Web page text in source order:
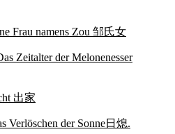
Frau namens Zou 邹氏女
Zeitalter der Melonenesser
出家
Verlöschen der Sonne日熄.